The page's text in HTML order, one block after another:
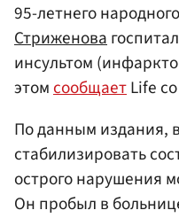
95-летнего
Стриженова
инсультом
этомсообщаетLife
По данным издания,
стабилизировать
острого нарушения
Он пробыл в